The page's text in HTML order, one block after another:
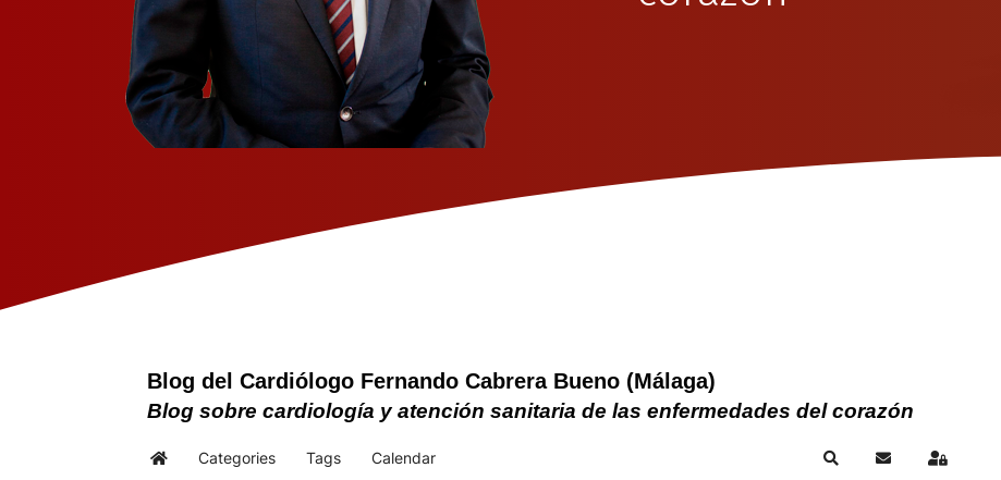
Blog del Cardiólogo Fernando Cabrera Bueno (Málaga)
Blog sobre cardiología y atención sanitaria de las enfermedades del corazón
Home Categories Tags Calendar SearchSubscribe to blog
Sign In